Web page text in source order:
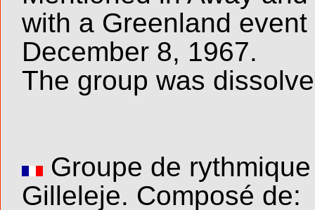
with a Greenland
December 8, 1967.
The group was
Groupe de
Gilleleje. Composé de: